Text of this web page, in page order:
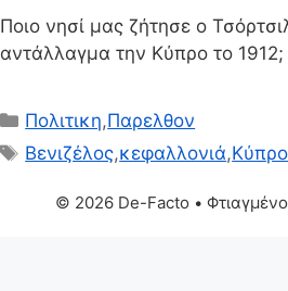
Ποιο νησί μας ζήτησε ο
αντάλλαγμα την Κύπρο το 1912;
Κατηγορίες
Πολιτικη,Παρελθον
Ετικέτες
Βενιζέλος,κεφαλλονιά,
© 2026 De-Facto •